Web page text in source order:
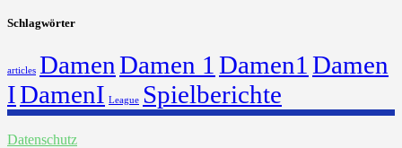
Schlagwörter
articles DamenDamen 1 Damen1 Damen
IDamenI League Spielberichte
Datenschutz